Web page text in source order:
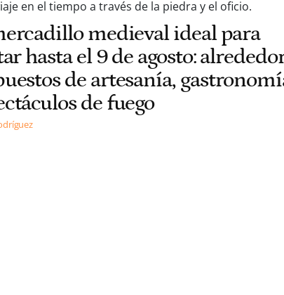
medieval ideal para
hasta el 9 de agosto:
de artesanía,
de fuego